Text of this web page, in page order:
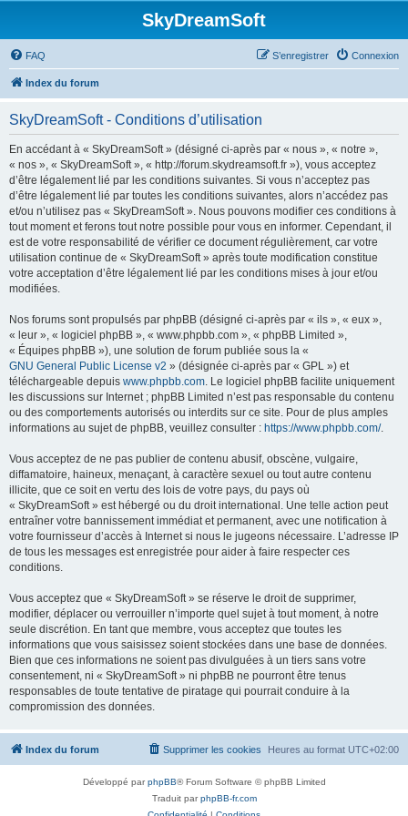
SkyDreamSoft
FAQ Connexion
S’enregistrer
Index du forum
SkyDreamSoft - Conditions d’utilisation
En accédant à « SkyDreamSoft » (désigné ci-après par « nous », « notre »,
« nos », « SkyDreamSoft », « http://forum.skydreamsoft.fr »), vous acceptez
d’être légalement lié par les conditions suivantes. Si vous n’acceptez pas
d’être légalement lié par toutes les conditions suivantes, alors n’accédez pas
et/ou n’utilisez pas « SkyDreamSoft ». Nous pouvons modifier ces conditions à
tout moment et ferons tout notre possible pour vous en informer. Cependant, il
est de votre responsabilité de vérifier ce document régulièrement, car votre
utilisation continue de « SkyDreamSoft » après toute modification constitue
votre acceptation d’être légalement lié par les conditions mises à jour et/ou
modifiées.
Nos forums sont propulsés par phpBB (désigné ci-après par « ils », « eux »,
« leur », « logiciel phpBB », « www.phpbb.com », « phpBB Limited »,
« Équipes phpBB »), une solution de forum publiée sous la «
GNU General Public License v2 » (désignée ci-après par « GPL ») et
téléchargeable depuis www.phpbb.com. Le logiciel phpBB facilite uniquement
les discussions sur Internet ; phpBB Limited n’est pas responsable du contenu
ou des comportements autorisés ou interdits sur ce site. Pour de plus amples
informations au sujet de phpBB, veuillez consulter : https://www.phpbb.com/.
Vous acceptez de ne pas publier de contenu abusif, obscène, vulgaire,
diffamatoire, haineux, menaçant, à caractère sexuel ou tout autre contenu
illicite, que ce soit en vertu des lois de votre pays, du pays où
« SkyDreamSoft » est hébergé ou du droit international. Une telle action peut
entraîner votre bannissement immédiat et permanent, avec une notification à
votre fournisseur d’accès à Internet si nous le jugeons nécessaire. L’adresse IP
de tous les messages est enregistrée pour aider à faire respecter ces
conditions.
Vous acceptez que « SkyDreamSoft » se réserve le droit de supprimer,
modifier, déplacer ou verrouiller n’importe quel sujet à tout moment, à notre
seule discrétion. En tant que membre, vous acceptez que toutes les
informations que vous saisissez soient stockées dans une base de données.
Bien que ces informations ne soient pas divulguées à un tiers sans votre
consentement, ni « SkyDreamSoft » ni phpBB ne pourront être tenus
responsables de toute tentative de piratage qui pourrait conduire à la
compromission des données.
Index du forum Heures au format UTC+02:00
Supprimer les cookies
Développé parphpBB® Forum Software © phpBB Limited
Traduit parphpBB-fr.com